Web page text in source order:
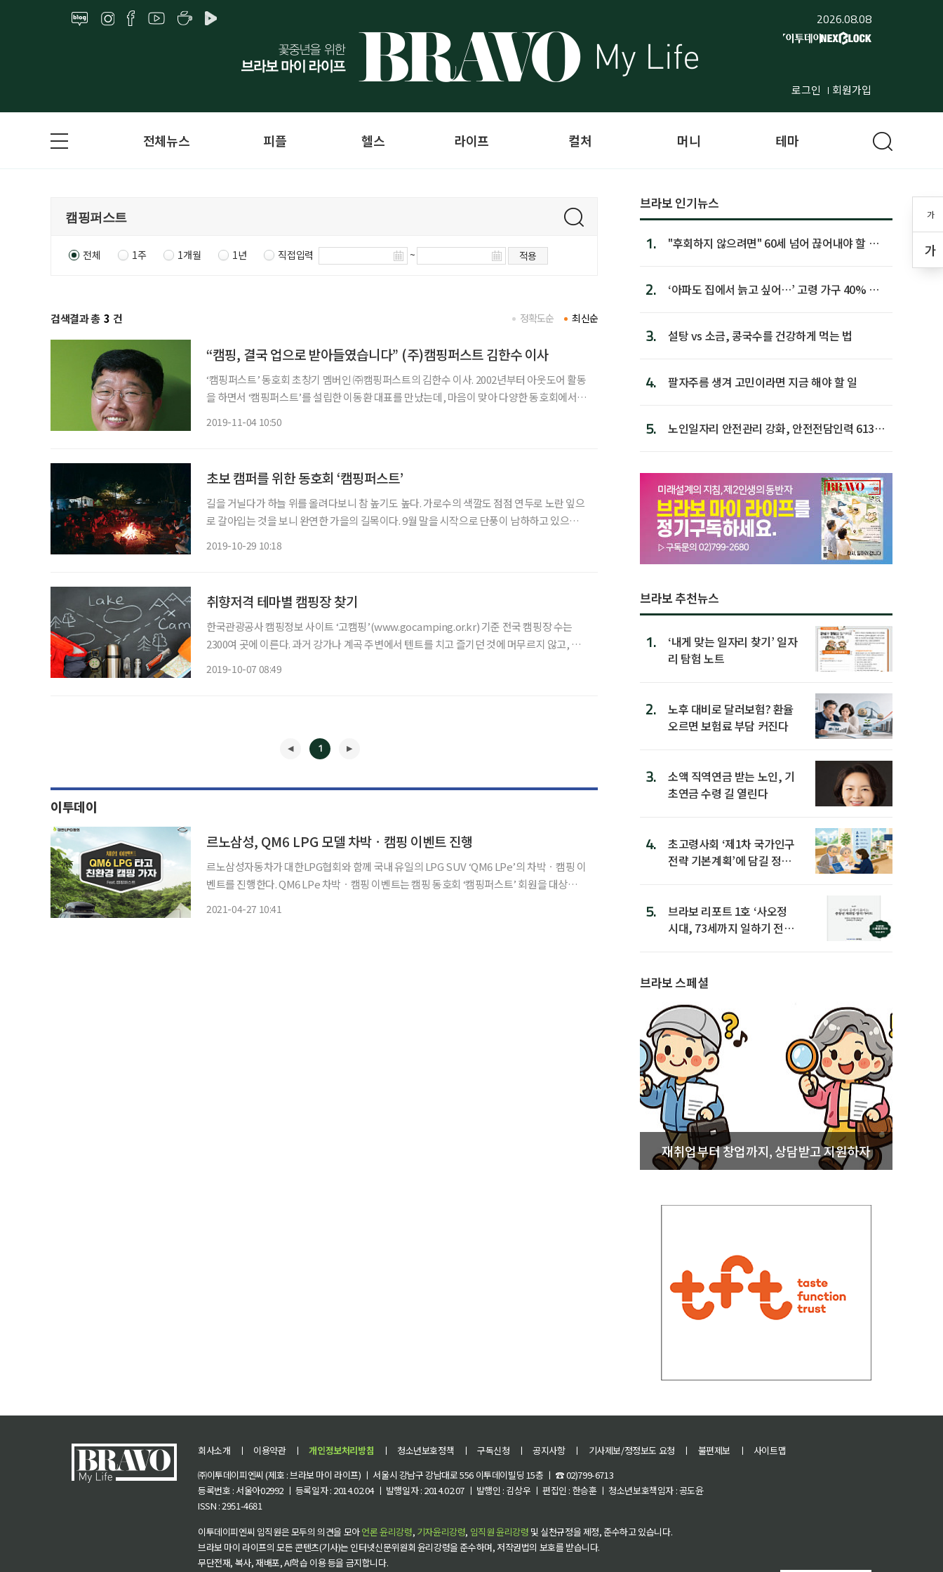
2026.08.08
로그인 회원가입
가
가
전체뉴스 피플 헬스 라이프 컬처 머니 테마
전체 1주 1개월 1년 직접입력 ~ 적용
검색결과 총 3 건 최신순
정확도순
“캠핑, 결국 업으로 받아들였습니다” (주)캠핑퍼스트 김한수 이사
‘캠핑퍼스트’ 동호회 초창기 멤버인 ㈜캠핑퍼스트의 김한수 이사. 2002년부터 아웃도어 활동
을 하면서 ‘캠핑퍼스트’를 설립한 이동환 대표를 만났는데, 마음이 맞아 다양한 동호회에서
2019-11-04 10:50
초보 캠퍼를 위한 동호회 ‘캠핑퍼스트’
길을 거닐다가 하늘 위를 올려다보니 참 높기도 높다. 가로수의 색깔도 점점 연두로 노란 잎으
로 갈아입는 것을 보니 완연한 가을의 길목이다. 9월 말을 시작으로 단풍이 남하하고 있으니
2019-10-29 10:18
취향저격 테마별 캠핑장 찾기
한국관광공사 캠핑정보 사이트 ‘고캠핑’(www.gocamping.or.kr) 기준 전국 캠핑장 수는
2300여 곳에 이른다. 과거 강가나 계곡 주변에서 텐트를 치고 즐기던 것에 머무르지 않고, 요
2019-10-07 08:49
1
이투데이
르노삼성, QM6 LPG 모델 차박ㆍ캠핑 이벤트 진행
르노삼성자동차가 대한LPG협회와 함께 국내 유일의 LPG SUV ‘QM6 LPe’의 차박ㆍ캠핑 이
벤트를 진행한다. QM6 LPe 차박ㆍ캠핑 이벤트는 캠핑 동호회 ‘캠핑퍼스트’ 회원을 대상으로
2021-04-27 10:41
브라보 인기뉴스
1.
"후회하지 않으려면" 60세 넘어 끊어내야 할 사
2.
‘아파도 집에서 늙고 싶어…’ 고령 가구 40% 노
3. 설탕 vs 소금, 콩국수를 건강하게 먹는 법
4. 팔자주름 생겨 고민이라면 지금 해야 할 일
5.
노인일자리 안전관리 강화, 안전전담인력 613명
브라보 추천뉴스
1.
‘내게 맞는 일자리 찾기’ 일자
리 탐험 노트
2.
노후 대비로 달러보험? 환율
오르면 보험료 부담 커진다
3.
소액 직역연금 받는 노인, 기
초연금 수령 길 열린다
4.
초고령사회 ‘제1차 국가인구
전략 기본계획’에 담길 정책
5.
브라보 리포트 1호 ‘사오정
시대, 73세까지 일하기 전략’
브라보 스페셜
재취업부터 창업까지, 상담받고 지원하자
회사소개 ㅣ 이용약관 ㅣ 개인정보처리방침 ㅣ 청소년보호정책 ㅣ 구독신청 ㅣ 공지사항 ㅣ 기사제보/정정보도 요청 ㅣ 불편제보 ㅣ
사이트맵
㈜이투데이피엔씨 (제호 : 브라보 마이 라이프) ㅣ 서울시 강남구 강남대로 556 이투데이빌딩 15층 ㅣ ☎ 02)799-6713
등록번호 : 서울아02992 ㅣ 등록일자 : 2014.02.04 ㅣ 발행일자 : 2014.02.07 ㅣ 발행인 : 김상우 ㅣ 편집인 : 한승훈 ㅣ 청소년보호책임자 : 공도윤
ISSN : 2951-4681
이투데이피엔씨 임직원은 모두의 의견을 모아언론 윤리강령, 기자윤리강령, 임직원 윤리강령 및 실천규정을 제정, 준수하고 있습니다.
브라보 마이 라이프의 모든 콘텐츠(기사)는 인터넷신문위원회 윤리강령을 준수하며, 저작권법의 보호를 받습니다.
무단전재, 복사, 재배포, AI학습 이용 등을 금지합니다.